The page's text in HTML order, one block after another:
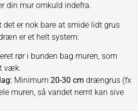
din mur omkuld indefra.
det er nok bare at smide lidt grus
er et helt system:
rør i bunden bag muren, som
væk.
Minimum 20-30 cm drængrus (fx
muren, så vandet nemt kan sive